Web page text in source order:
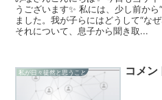
うございます✨ 私には、少し前か
ました。我が子らにはどうして“な
それについて、息子から聞き取...
私が日々徒然と思うこと コメン